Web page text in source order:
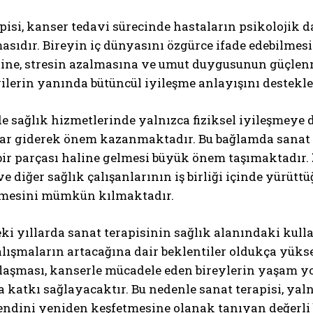
kanser tedavi sürecinde hastaların psikolojik
Bireyin iç dünyasını özgürce ifade
stresin azalmasına ve umut duygusunun
yanında bütüncül iyileşme anlayışını
sağlık hizmetlerinde yalnızca fiziksel
giderek önem kazanmaktadır. Bu bağlamda
parçası haline gelmesi büyük önem taşımaktadır.
diğer sağlık çalışanlarının iş birliği içinde
mümkün kılmaktadır.
yıllarda sanat terapisinin sağlık alanındaki
artacağına dair beklentiler oldukça
kanserle mücadele eden bireylerin yaşam
katkı sağlayacaktır. Bu nedenle sanat terapisi,
yeniden keşfetmesine olanak tanıyan